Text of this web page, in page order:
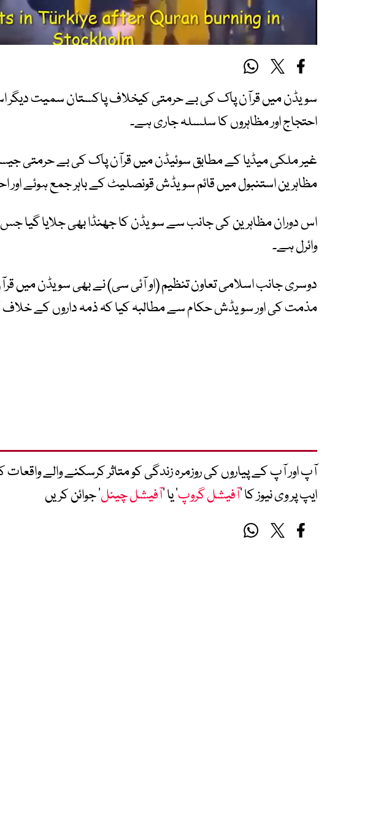
سویڈن میں قرآن پاک کی بے حرمتی کیخلاف پاکستان سمیت دیگر
احتجاج اور مظاہروں کا سلسلہ جاری ہے۔
غیر ملکی میڈیا کے مطابق سوئیڈن میں قرآن پاک کی بے حرمتی
مظاہرین استنبول میں قائم سویڈش قونصلیٹ کے باہر جمع ہوئے اور
اس دوران مظاہرین کی جانب سے سویڈن کا جھنڈا بھی جلایا گیا جس
وائرل ہے۔
دوسری جانب اسلامی تعاون تنظیم (او آئی سی) نے بھی سو یڈن میں
مذمت کی اور سویڈش حکام سے مطالبہ کیا کہ ذمہ داروں کے خلاف
آپ اور آپ کے پیاروں کی روزمرہ زندگی کو متاثر کرسکنے والے
ایپ پر وی نیوز کا ’آفیشل گروپ‘ یا ’آفیشل چینل‘ جوائن کریں